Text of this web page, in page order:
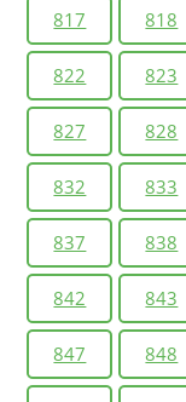
817 818
822 823
827 828
832 833
837 838
842 843
847 848